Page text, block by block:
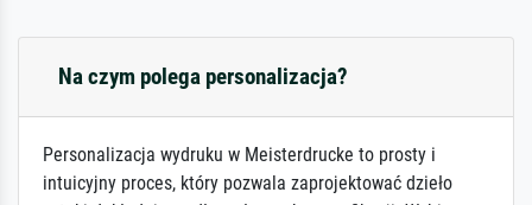
Na czym polega personalizacja?
Personalizacja wydruku w Meisterdrucke to prosty i
intuicyjny proces, który pozwala zaprojektować dzieło